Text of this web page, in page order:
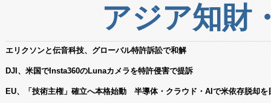
アジア知財
エリクソンと伝音科技、グローバル特許訴訟で和解
DJI、米国でInsta360のLunaカメラを特許侵害で提訴
EU、「技術主権」確立へ本格始動 半導体・クラウド・AIで米依存脱却を